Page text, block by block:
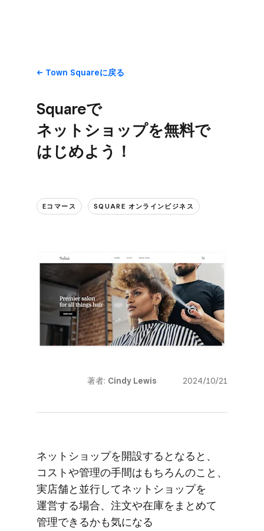
Town Squareに​戻る
Squareで​
ネットショップを​無料で​
はじめよう！
Eコマース SQUARE オンラインビジネス
著者: Cindy Lewis 2024/10/21
ネットショップを​開設すると​なると、​
コストや​管理の​手間は​もちろんの​こと、​
実店舗と​並行して​ネットショップを​
運営する​場合、​注文や​在庫を​まとめて​
管理できるかも​気に​なる​